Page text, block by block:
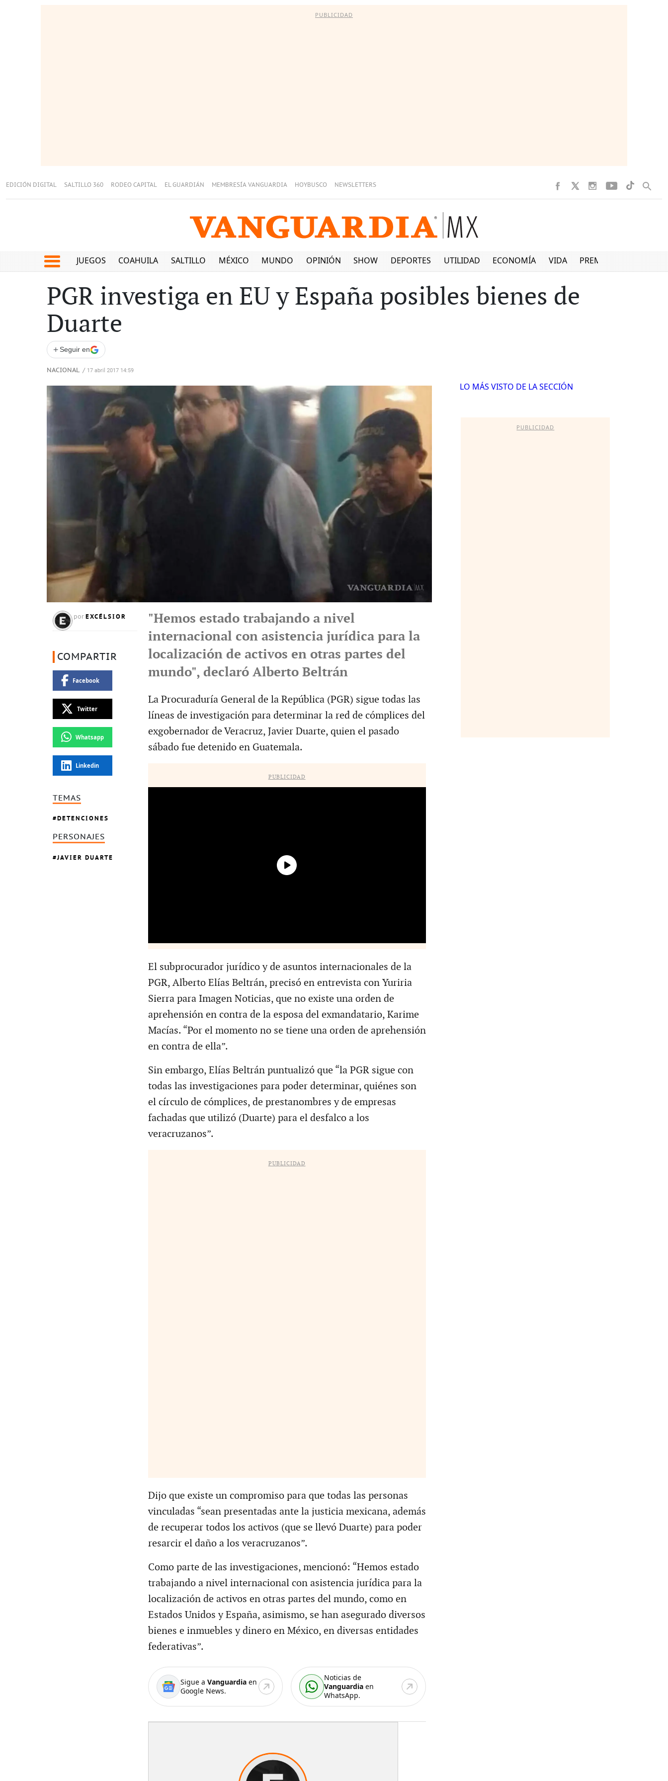
PUBLICIDAD
EDICIÓN DIGITAL SALTILLO 360 RODEO CAPITAL EL GUARDIÁN MEMBRESÍA VANGUARDIA HOYBUSCO NEWSLETTERS
JUEGOS COAHUILA SALTILLO MÉXICO MUNDO OPINIÓN SHOW DEPORTES UTILIDAD ECONOMÍA VIDA PREMIUM
PGR investiga en EU y España posibles bienes de
Duarte
+ Seguir en
NACIONAL / 17 abril 2017 14:59
por EXCÉLSIOR
COMPARTIR
Facebook
Twitter
Whatsapp
Linkedin
TEMAS
DETENCIONES
PERSONAJES
JAVIER DUARTE
"Hemos estado trabajando a nivel
internacional con asistencia jurídica para la
localización de activos en otras partes del
mundo", declaró Alberto Beltrán
La Procuraduría General de la República (PGR) sigue todas las
líneas de investigación para determinar la red de cómplices del
exgobernador de Veracruz, Javier Duarte, quien el pasado
sábado fue detenido en Guatemala.
PUBLICIDAD
El subprocurador jurídico y de asuntos internacionales de la
PGR, Alberto Elías Beltrán, precisó en entrevista con Yuriria
Sierra para Imagen Noticias, que no existe una orden de
aprehensión en contra de la esposa del exmandatario, Karime
Macías. “Por el momento no se tiene una orden de aprehensión
en contra de ella”.
Sin embargo, Elías Beltrán puntualizó que “la PGR sigue con
todas las investigaciones para poder determinar, quiénes son
el círculo de cómplices, de prestanombres y de empresas
fachadas que utilizó (Duarte) para el desfalco a los
veracruzanos”.
PUBLICIDAD
Dijo que existe un compromiso para que todas las personas
vinculadas “sean presentadas ante la justicia mexicana, además
de recuperar todos los activos (que se llevó Duarte) para poder
resarcir el daño a los veracruzanos”.
Como parte de las investigaciones, mencionó: “Hemos estado
trabajando a nivel internacional con asistencia jurídica para la
localización de activos en otras partes del mundo, como en
Estados Unidos y España, asimismo, se han asegurado diversos
bienes e inmuebles y dinero en México, en diversas entidades
federativas”.
Sigue a Vanguardiaen
Google News.
Noticias de
Vanguardia en
WhatsApp.
LO MÁS VISTO DE LA SECCIÓN
PUBLICIDAD